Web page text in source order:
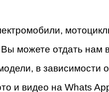
можете отдать нам
в зависимости
и видео на Whats